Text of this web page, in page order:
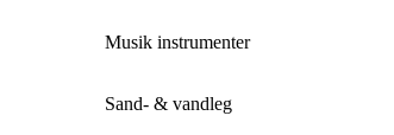
Musik instrumenter
Sand- & vandleg